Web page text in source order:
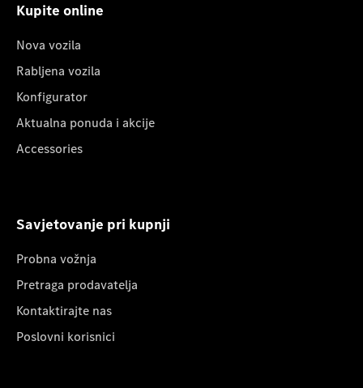
Kupite online
Nova vozila
Rabljena vozila
Konfigurator
Aktualna ponuda i akcije
Accessories
Savjetovanje pri kupnji
Probna vožnja
Pretraga prodavatelja
Kontaktirajte nas
Poslovni korisnici